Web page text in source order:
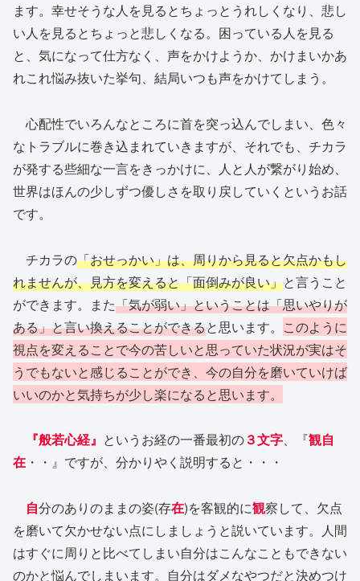
ます。幸せそうな人を見るとちょっとうれしくなり、悲し
い人を見るとちょっと悲しくなる。困っている人を見る
と、気になって仕方なく、声をかけようか、かけまいかあ
れこれ悩み抜いた挙句、結局いつも声をかけてしまう。
心配性でいろんなところに首を突っ込んでしまい、色々
なトラブルに巻き込まれていきますが、それでも、チカラ
が発する些細な一言をきっかけに、人と人が繋がり始め、
世界はほんの少しずつ優しさを取り戻していくというお話
です。
チカラの「おせっかい」は、周りから見ると欠点かもし
れませんが、見方を変えると「面倒みが良い」と言うこと
ができます。また「気が弱い」ということは「思いやりが
ある」と言い換えることができると思います。 このように
視点を変えることで今の苦しいと思っていた状況が実はそ
うでもないと感じることができ、今の自分を磨いていけば
いいのかと気持ちが少し楽になると思います。
『般若心経』 というお経の一番最初の３文字、『観自
在 ・・』ですが、分かりやく説明すると・・・
自分のありのままの姿(存在)を客観的に観察して、欠点
を磨いて欠かせない点にしましょうと説いています。人間
はすぐに周りと比べてしまい自分はこんなこともできない
のかと悩んでしまいます。自分はダメなやつだと決めつけ